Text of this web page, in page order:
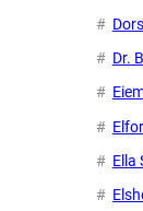
Dr.
Ella